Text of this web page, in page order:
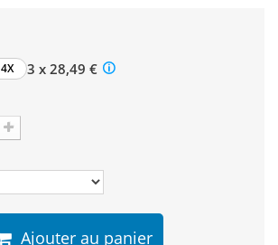
4X
3 x 28,49 €
Ajouter au panier